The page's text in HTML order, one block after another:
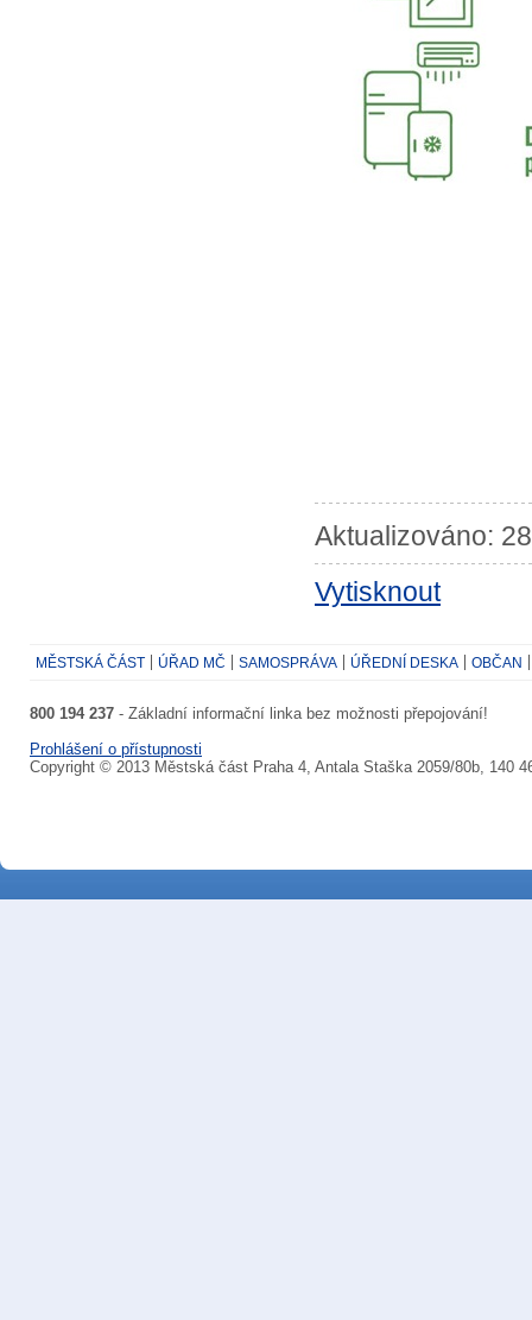
Aktualizováno:
Vytisknout
MĚSTSKÁ ČÁST ÚŘAD MČ SAMOSPRÁVA ÚŘEDNÍ DESKA OBČAN
800 194 237 - Základní informační linka bez možnosti přepojování!
Prohlášení o přístupnosti
Copyright © 2013 Městská část Praha 4, Antala Staška 2059/80b, 140